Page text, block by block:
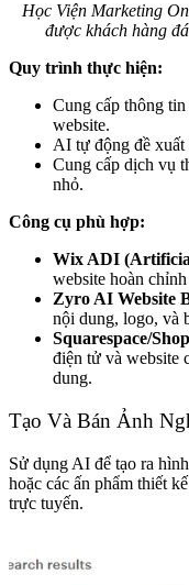
Học Viện Marketing
được khách hàng
Quy trình thực hiện:
Cung cấp thông
website.
AI tự động đề
Cung cấp dịch vụ
nhỏ.
Công cụ phù hợp:
Wix ADI
website hoàn
Zyro AI Website
nội dung, logo, và
Squarespace/
điện tử và website
dung.
Tạo Và Bán Ảnh
Sử dụng AI để tạo ra
hoặc các ấn phẩm thiết
trực tuyến.